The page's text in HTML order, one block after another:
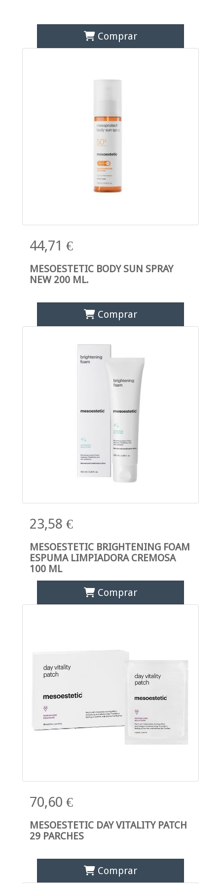
Comprar
44,71 €
MESOESTETIC BODY SUN SPRAY
NEW 200 ML.
Comprar
23,58 €
MESOESTETIC BRIGHTENING FOAM
ESPUMA LIMPIADORA CREMOSA
100 ML
Comprar
70,60 €
MESOESTETIC DAY VITALITY PATCH
29 PARCHES
Comprar